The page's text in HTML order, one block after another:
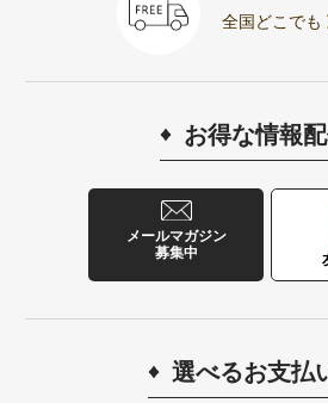
全国どこでも
お得な情報
メールマガジン
募集中
選べるお支払